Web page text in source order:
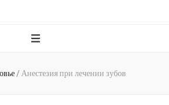
/Анестезия при лечении зубов